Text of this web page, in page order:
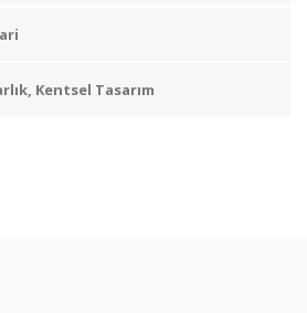
Kentsel Tasarım